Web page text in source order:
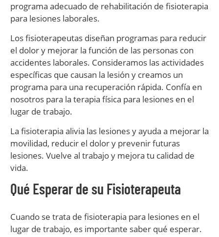
programa adecuado de rehabilitación de fisioterapia
para lesiones laborales.
Los fisioterapeutas diseñan programas para reducir
el dolor y mejorar la función de las personas con
accidentes laborales. Consideramos las actividades
específicas que causan la lesión y creamos un
programa para una recuperación rápida. Confía en
nosotros para la terapia física para lesiones en el
lugar de trabajo.
La fisioterapia alivia las lesiones y ayuda a mejorar la
movilidad, reducir el dolor y prevenir futuras
lesiones. Vuelve al trabajo y mejora tu calidad de
vida.
Qué Esperar de su Fisioterapeuta
Cuando se trata de fisioterapia para lesiones en el
lugar de trabajo, es importante saber qué esperar.